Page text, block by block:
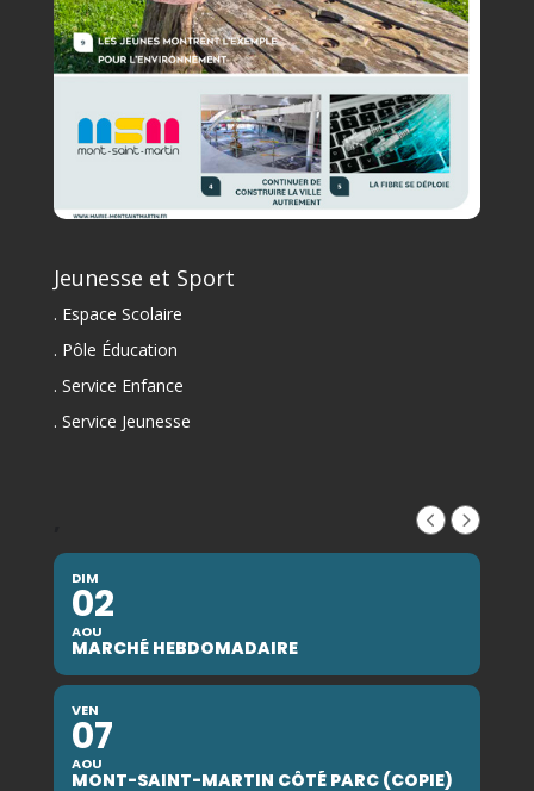
Jeunesse et Sport
. Espace Scolaire
. Pôle Éducation
. Service Enfance
. Service Jeunesse
DIM
02
AOU
MARCHÉ HEBDOMADAIRE
VEN
07
AOU
MONT-SAINT-MARTIN CÔTÉ PARC (COPIE)